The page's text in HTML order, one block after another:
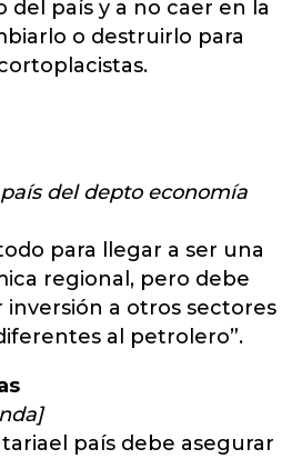
del país y a no caer en la
o destruirlo para
del depto economía
para llegar a ser una
regional, pero debe
inversión a otros sectores
al petrolero”.
país debe asegurar